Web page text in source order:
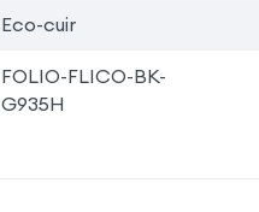
Eco-cuir
FOLIO-FLICO-BK-
G935H